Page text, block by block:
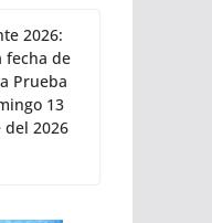
2026:
fecha de
Prueba
13
2026